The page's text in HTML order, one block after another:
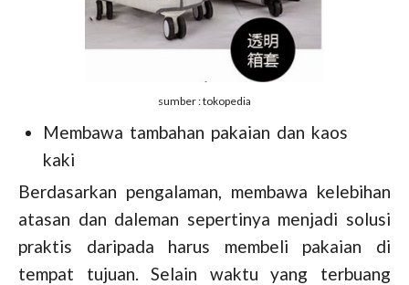
sumber : tokopedia
Membawa tambahan pakaian dan kaos
kaki
Berdasarkan pengalaman, membawa kelebihan
atasan dan daleman sepertinya menjadi solusi
praktis daripada harus membeli pakaian di
tempat tujuan. Selain waktu yang terbuang